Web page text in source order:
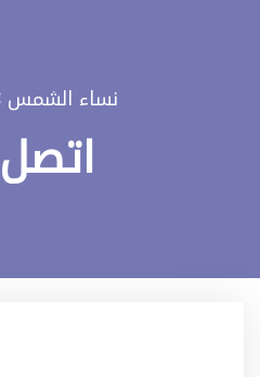
نساء الشمس